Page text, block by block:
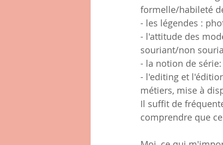
formelle/habileté
- les légendes :
- l'attitude des
souriant/non
- la notion de
- l'editing et
métiers, mise à
Il suffit de
comprendre que